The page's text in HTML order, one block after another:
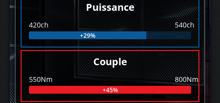
Puissance
420ch 540ch
+29%
Couple
550Nm 800Nm
+45%